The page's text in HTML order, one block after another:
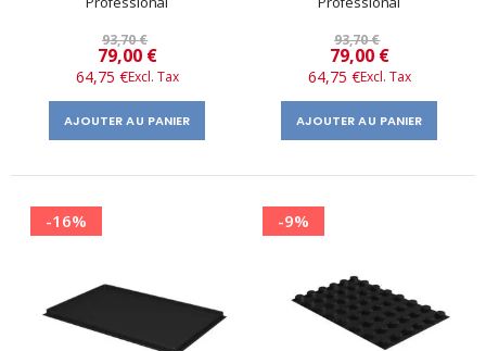
93,70 €
Prix
​​
spécial
79,00 €
64,75 €
AJOUTER AU PANIER
93,70 €
Prix
​​
spécial
79,00 €
64,75 €
AJOUTER AU PANIER
-16% -9%